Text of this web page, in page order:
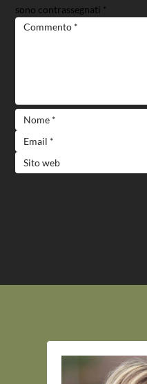
sono contrassegnati *